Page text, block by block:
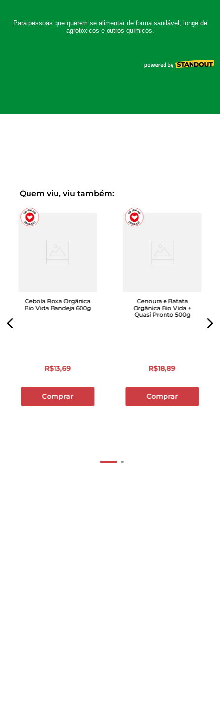
Quem viu, viu também:
Cebola Roxa Orgânica
Bio Vida Bandeja 600g
R$13,69
Comprar
Cenoura e Batata
Orgânica Bio Vida +
Quasi Pronto 500g
R$18,89
Comprar